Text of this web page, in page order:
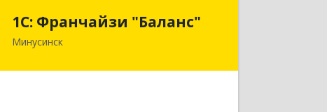
1С: Франчайзи "Баланс"
Минусинск
1С: Франчайзи "Баланс"